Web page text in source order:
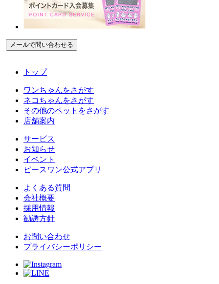
トップ
ワンちゃんをさがす
ネコちゃんをさがす
その他のペットをさがす
店舗案内
サービス
お知らせ
イベント
ピースワン公式アプリ
よくある質問
会社概要
採用情報
勧誘方針
お問い合わせ
プライバシーポリシー